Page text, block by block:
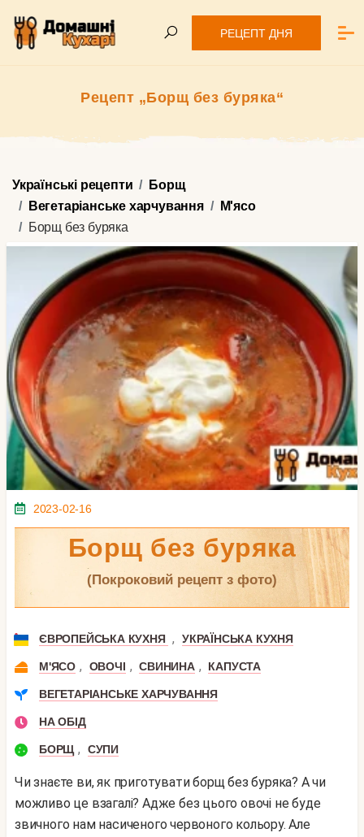
РЕЦЕПТ ДНЯ
Рецепт „Борщ без буряка“
Українські рецепти
Борщ
Вегетаріанське харчування
М'ясо
Борщ без буряка
2023-02-16
Борщ без буряка
(покроковий рецепт з фото)
ЄВРОПЕЙСЬКА КУХНЯ , УКРАЇНСЬКА КУХНЯ
М'ЯСО , ОВОЧІ , СВИНИНА , КАПУСТА
ВЕГЕТАРІАНСЬКЕ ХАРЧУВАННЯ
НА ОБІД
БОРЩ , СУПИ
Чи знаєте ви, як приготувати борщ без буряка? А чи
можливо це взагалі? Адже без цього овочі не буде
звичного нам насиченого червоного кольору. Але